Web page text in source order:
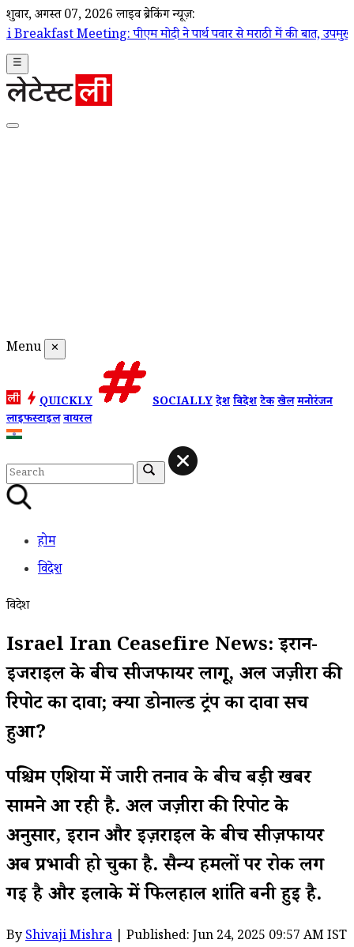
शुक्रवार, अगस्त 07, 2026 लाइव ब्रेकिंग न्यूज़:
पीएम मोदी ने पार्थ पवार से मराठी में की बात, उपमुख्यमंत्री सुनेत्रा
☰
Menu ✕
QUICKLY SOCIALLYदेशविदेशटेकखेलमनोरंजन
लाइफस्टाइलवायरल
होम
विदेश
विदेश
Israel Iran Ceasefire News: ईरान-
इजराइल के बीच सीजफायर लागू, अल जज़ीरा की
रिपोर्ट का दावा; क्या डोनाल्ड ट्रंप का दावा सच
हुआ?
पश्चिम एशिया में जारी तनाव के बीच बड़ी खबर
सामने आ रही है. अल जज़ीरा की रिपोर्ट के
अनुसार, ईरान और इज़राइल के बीच सीज़फायर
अब प्रभावी हो चुका है. सैन्य हमलों पर रोक लग
गई है और इलाके में फिलहाल शांति बनी हुई है.
ByShivaji Mishra | Published: Jun 24, 2025 09:57 AM IST